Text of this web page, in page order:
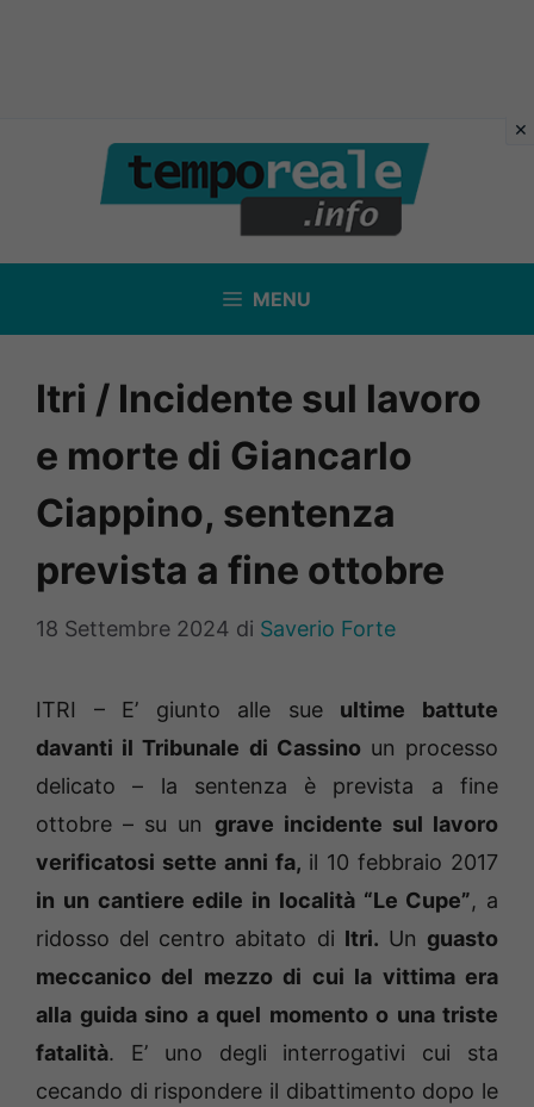
contenuto
MENU
Itri / Incidente sul lavoro
e morte di Giancarlo
Ciappino, sentenza
prevista a fine ottobre
18 Settembre 2024 di Saverio Forte
ITRI – E’ giunto alle sue ultime battute
davanti il Tribunale di Cassinoun processo
delicato – la sentenza è prevista a fine
ottobre – su un grave incidente sul lavoro
verificatosi sette anni fa, il 10 febbraio 2017
in un cantiere edile in località “Le Cupe”, a
ridosso del centro abitato di Itri. Un guasto
meccanico del mezzo di cui la vittima era
alla guida sino a quel momento o una triste
fatalità. E’ uno degli interrogativi cui sta
cecando di rispondere il dibattimento dopo le